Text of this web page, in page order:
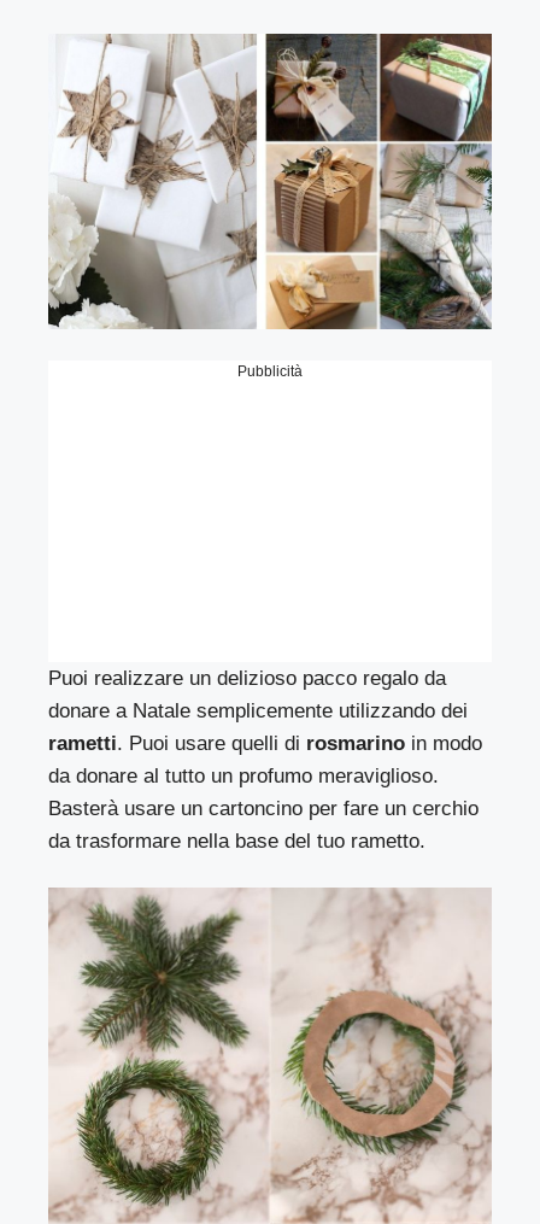
Pubblicità
Puoi realizzare un delizioso pacco regalo da
donare a Natale semplicemente utilizzando dei
rametti. Puoi usare quelli di rosmarino in modo
da donare al tutto un profumo meraviglioso.
Basterà usare un cartoncino per fare un cerchio
da trasformare nella base del tuo rametto.